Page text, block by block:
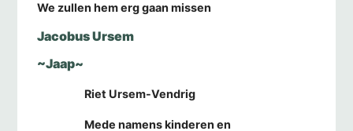
We zullen hem erg gaan missen
Jacobus Ursem
~Jaap~
Riet Ursem-Vendrig
Mede namens kinderen en